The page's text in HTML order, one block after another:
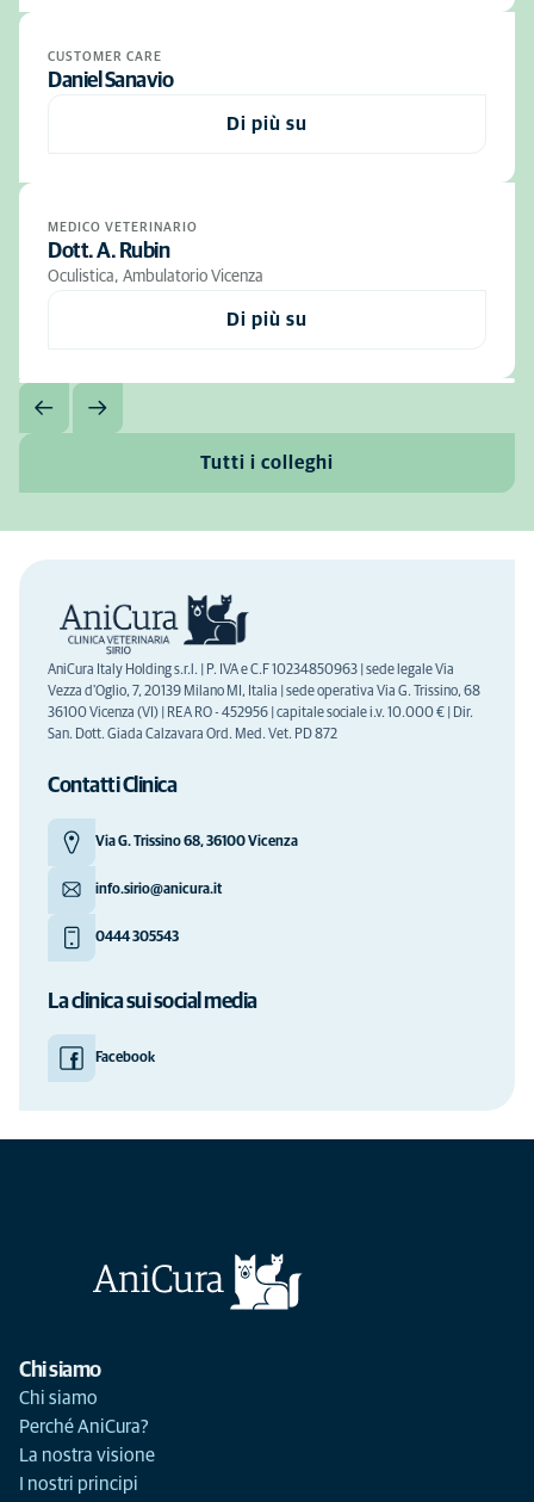
CUSTOMER CARE
Daniel Sanavio
Di più su
MEDICO VETERINARIO
Dott. A. Rubin
Oculistica, Ambulatorio Vicenza
Di più su
Tutti i colleghi
AniCura Italy Holding s.r.l. | P. IVA e C.F 10234850963 | sede legale Via
Vezza d'Oglio, 7, 20139 Milano MI, Italia | sede operativa Via G. Trissino, 68
36100 Vicenza (VI) | REA RO - 452956 | capitale sociale i.v. 10.000 € | Dir.
San. Dott. Giada Calzavara Ord. Med. Vet. PD 872
Contatti Clinica
Via G. Trissino 68, 36100 Vicenza
info.sirio@anicura.it
0444 305543
La clinica sui social media
Facebook
Chi siamo
Chi siamo
Perché AniCura?
La nostra visione
I nostri principi